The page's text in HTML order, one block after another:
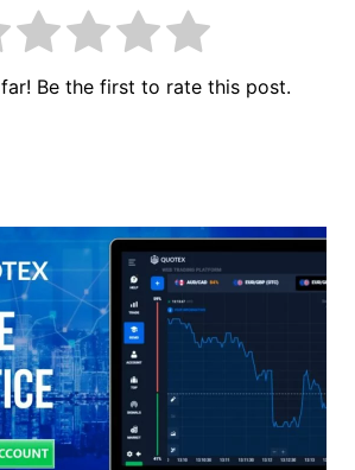
Be the first to rate this post.